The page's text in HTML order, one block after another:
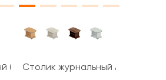
(800*600*580) 2С.013 СТИЛЬ
Столик журнальный А-13 Агат